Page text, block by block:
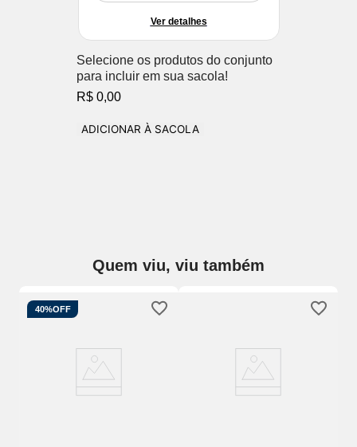
Ver detalhes
Selecione os produtos do conjunto
para incluir em sua sacola!
R$ 0,00
ADICIONAR À SACOLA
Quem viu, viu também
40%OFF